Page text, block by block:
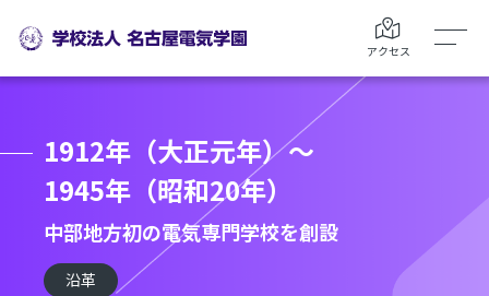
アクセス
1912年（大正元年）～
1945年（昭和20年）
中部地方初の電気専門学校を創設
沿革